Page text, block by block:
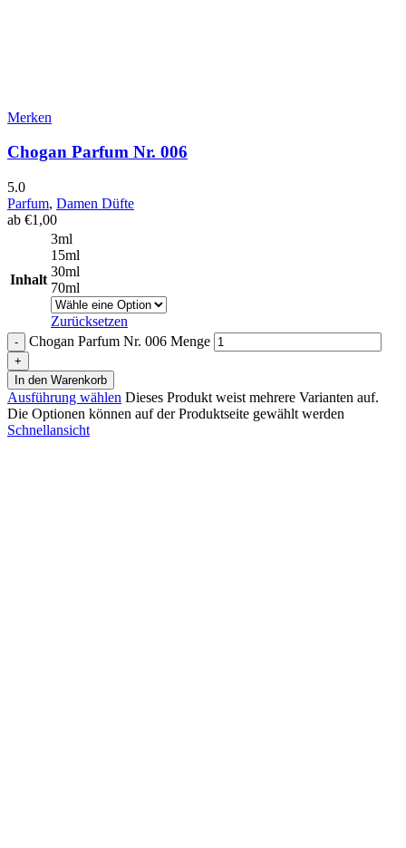
Merken
Chogan Parfum Nr. 006
5.0
Parfum, Damen Düfte
ab €1,00
Inhalt
3ml
15ml
30ml
70ml
Zurücksetzen
Chogan Parfum Nr. 006 Menge
In den Warenkorb
Ausführung wählen Dieses Produkt weist mehrere Varianten auf.
Die Optionen können auf der Produktseite gewählt werden
Schnellansicht